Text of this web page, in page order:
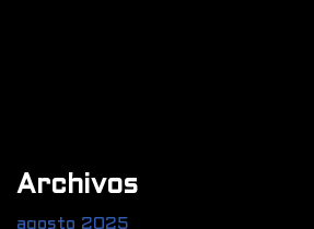
Archivos
agosto 2025